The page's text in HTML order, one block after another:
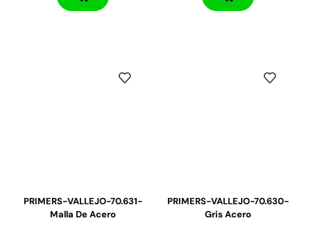
PRIMERS-VALLEJO-70.631-
Malla De Acero
PRIMERS-VALLEJO-70.630-
Gris Acero